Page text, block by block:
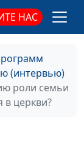
НАС
(интервью)
роли семьи
церкви?
издания
рабочей группы
«Национальной